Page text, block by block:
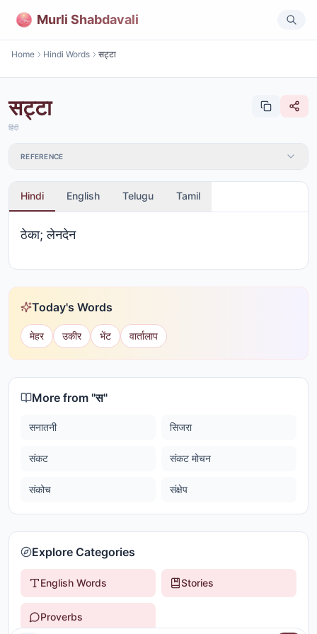
Murli Shabdavali
Home Hindi Words सट्टा
सट्टा
हिंदी
REFERENCE
Hindi English Telugu Tamil
ठेका; लेनदेन
Today's Words
मेहर उकीर भेंट वार्तालाप
More from "स"
सनातनी सिजरा
संकट संकट मोचन
संकोच संक्षेप
Explore Categories
English Words Stories
Proverbs